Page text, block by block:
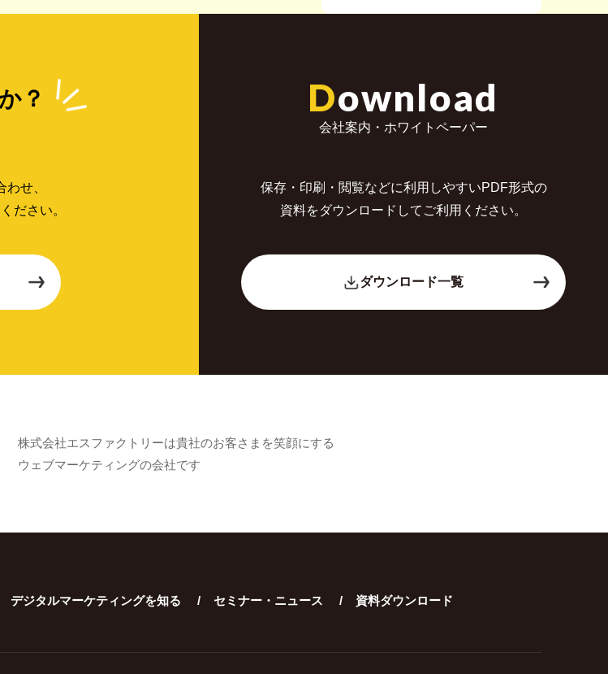
？
せ、
ださい。
Download
会社案内・ホワイトペーパー
保存・印刷・閲覧などに利用しやすいPDF形式の
資料をダウンロードしてご利用ください。
ダウンロード一覧
株式会社エスファクトリーは貴社のお客さまを笑顔にする
ウェブマーケティングの会社です
デジタルマーケティングを知る セミナー・ニュース 資料ダウンロード